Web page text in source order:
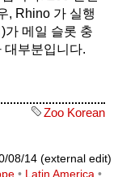
, Rhino 가 실행
가 메일 슬롯 충
대부분입니다.
Zoo Korean
08/14 (external edit)
• Latin America •